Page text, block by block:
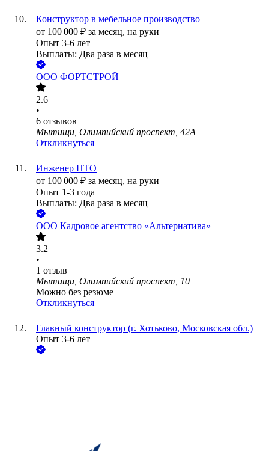
Конструктор в мебельное производство
от 100 000 ₽ за месяц, на руки
Опыт 3-6 лет
Выплаты: Два раза в месяц
ООО ФОРТСТРОЙ
2.6
•
6 отзывов
Мытищи, Олимпийский проспект, 42А
Откликнуться
Инженер ПТО
от 100 000 ₽ за месяц, на руки
Опыт 1-3 года
Выплаты: Два раза в месяц
ООО Кадровое агентство «Альтернатива»
3.2
•
1 отзыв
Мытищи, Олимпийский проспект, 10
Можно без резюме
Откликнуться
Главный конструктор (г. Хотьково, Московская обл.)
Опыт 3-6 лет